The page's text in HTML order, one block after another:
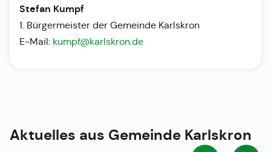
Stefan Kumpf
1. Bürgermeister der Gemeinde Karlskron
E-Mail: kumpf@karlskron.de
Aktuelles aus Gemeinde Karlskron